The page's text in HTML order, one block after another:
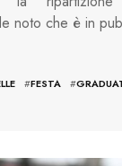
noto che è in
#FESTA #